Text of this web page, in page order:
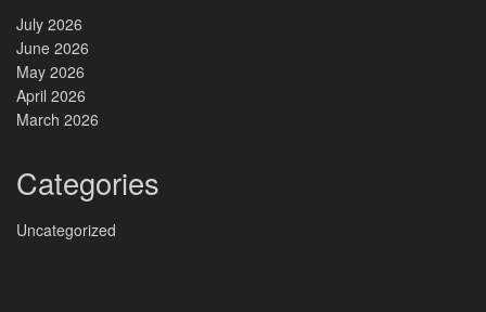
July 2026
June 2026
May 2026
April 2026
March 2026
Categories
Uncategorized